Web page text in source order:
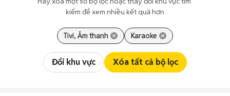
kiếm để xem nhiều kết quả hơn
Tivi, Âm thanh Karaoke
Đổi khu vực Xóa tất cả bộ lọc